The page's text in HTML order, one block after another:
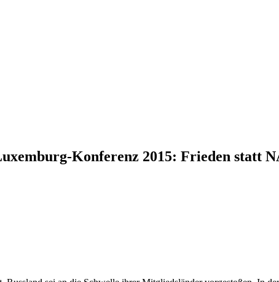
Konferenz 2015: Frieden statt